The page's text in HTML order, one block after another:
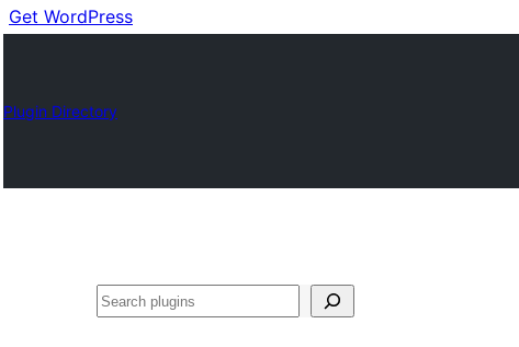
Get WordPress
Plugin Directory
ค้นหา